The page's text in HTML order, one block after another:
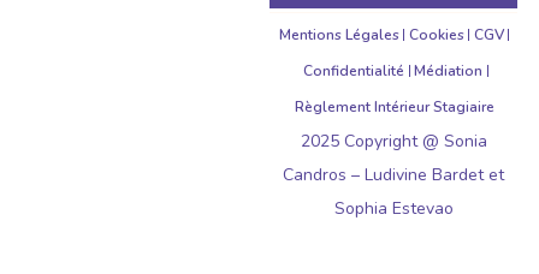
Mentions Légales Cookies CGV
Confidentialité Médiation
Règlement Intérieur Stagiaire
2025 Copyright @ Sonia
Candros – Ludivine Bardet et
Sophia Estevao